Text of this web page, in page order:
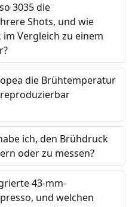
3035 die
Shots, und wie
Vergleich zu einem
die Brühtemperatur
ich, den Brühdruck
oder zu messen?
43-mm-
und welchen